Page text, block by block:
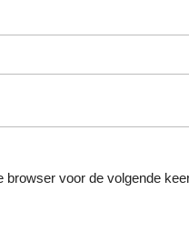
voor de volgende